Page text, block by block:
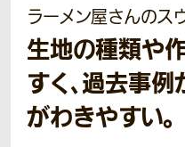
ラーメン屋さんのス
生地の種類や
すく、過去事
がわきやすい。